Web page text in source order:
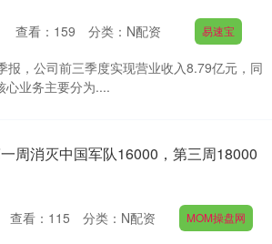
查看： 159 分类： N配资 易速宝
，公司前三季度实现营业收入8.79亿元，同
心业务主要分为....
周消灭中国军队16000，第三周18000
查看： 115 分类： N配资 MOM操盘网